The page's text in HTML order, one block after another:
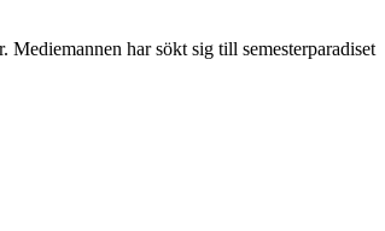
har sökt sig till semesterparadiset